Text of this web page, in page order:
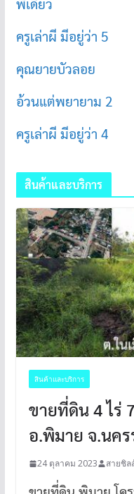
พี่เดียว
ครูเล่าผี มีอยู่ว่า 5
คุณยายบัวลอย
อ้วนแต่พยายาม 2
ครูเล่าผี มีอยู่ว่า 4
สินค้าและบริการ
สินค้าและบริการ
ขายที่ดิน 4 ไร่
อ.พิมาย จ.นค
24 ตุลาคม 2023 สายชิล